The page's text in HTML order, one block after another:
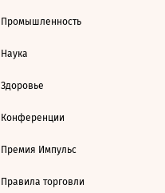
Промышленность
Наука
Здоровье
Конференции
Премия Импульс
Правила торговли